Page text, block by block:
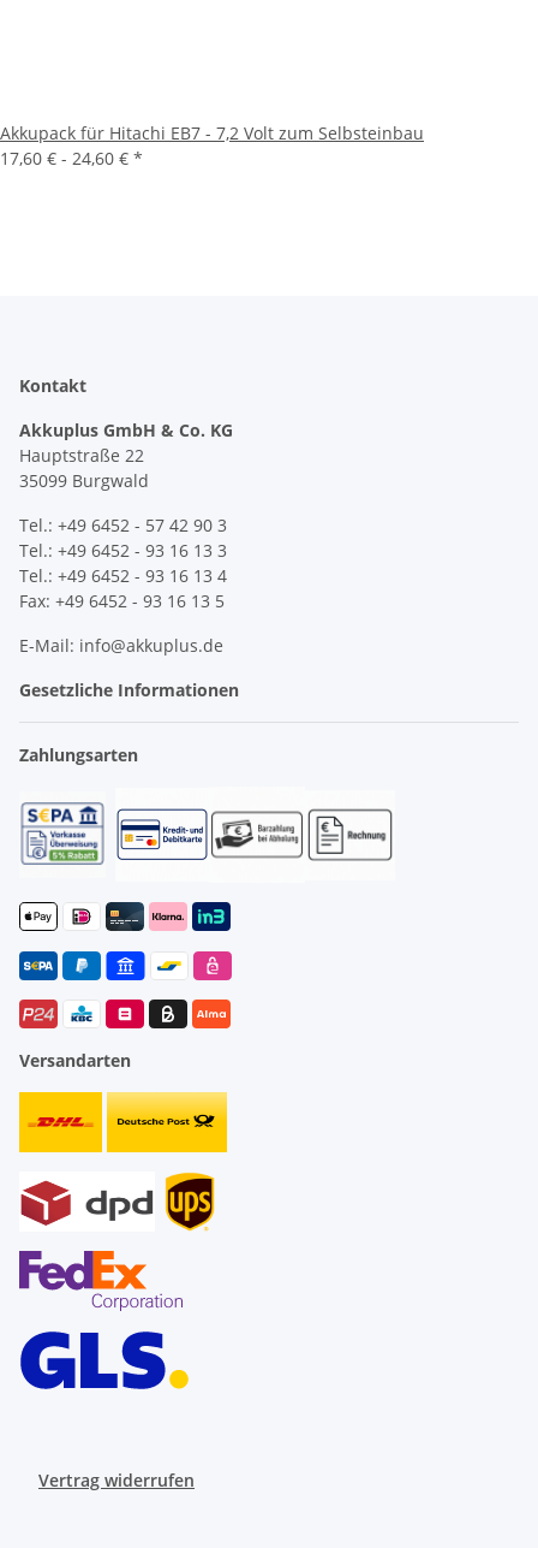
Akkupack für Hitachi EB7 - 7,2 Volt zum Selbsteinbau
17,60 € - 24,60 € *
Kontakt
Akkuplus GmbH & Co. KG
Hauptstraße 22
35099 Burgwald
Tel.: +49 6452 - 57 42 90 3
Tel.: +49 6452 - 93 16 13 3
Tel.: +49 6452 - 93 16 13 4
Fax: +49 6452 - 93 16 13 5
E-Mail: info@akkuplus.de
Gesetzliche Informationen
Zahlungsarten
Versandarten
Vertrag widerrufen